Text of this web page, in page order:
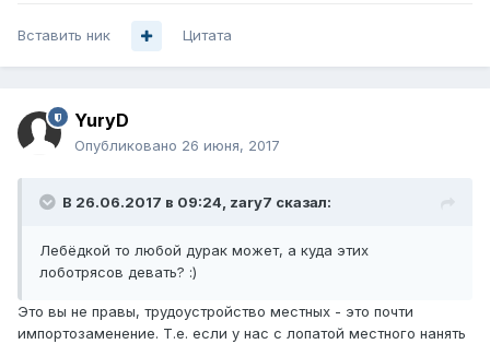
Вставить ник Цитата
YuryD
Опубликовано 26 июня, 2017
В 26.06.2017 в 09:24, zary7 сказал:
Лебёдкой то любой дурак может, а куда этих
лоботрясов девать? :)
Это вы не правы, трудоустройство местных - это почти
импортозаменение. Т.е. если у нас с лопатой местного нанять